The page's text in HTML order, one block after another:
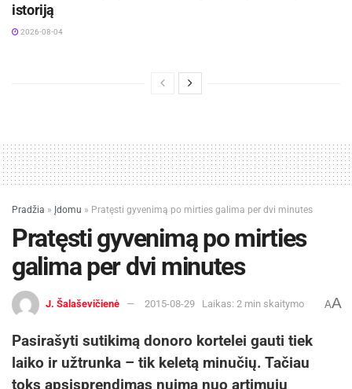
istoriją
2026-08-04
Pradžia » Įdomu » Pratęsti gyvenimą po mirties galima per dvi minutes
Pratęsti gyvenimą po mirties
galima per dvi minutes
J. Šalaševičienė 2015-08-29 Laikas: 2 min skaitymo AA
Pasirašyti sutikimą donoro kortelei gauti tiek
laiko ir užtrunka – tik keletą minučių. Tačiau
toks apsisprendimas nuima nuo artimųjų